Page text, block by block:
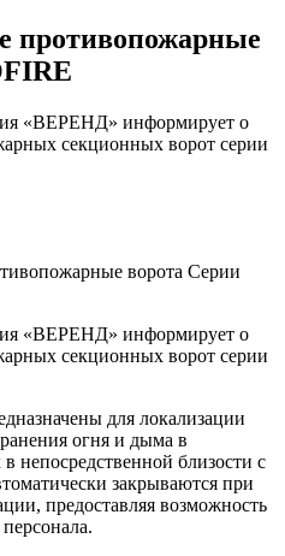
противопожарные
«ВЕРЕНД» информирует о
секционных ворот серии
ворота Серии
«ВЕРЕНД» информирует о
секционных ворот серии
для локализации
огня и дыма в
непосредственной близости с
закрываются при
предоставляя возможность